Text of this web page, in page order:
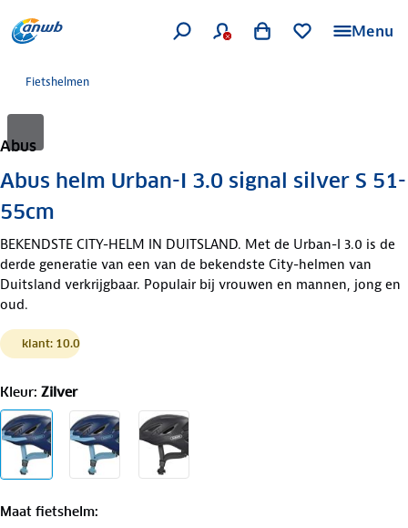
Menu
Fietshelmen
Abus
Abus helm Urban-I 3.0 signal silver S 51-
55cm
BEKENDSTE CITY-HELM IN DUITSLAND. Met de Urban-I 3.0 is de
derde generatie van een van de bekendste City-helmen van
Duitsland verkrijgbaar. Populair bij vrouwen en mannen, jong en
oud.
klant: 10.0
Kleur: Zilver
Maat fietshelm: